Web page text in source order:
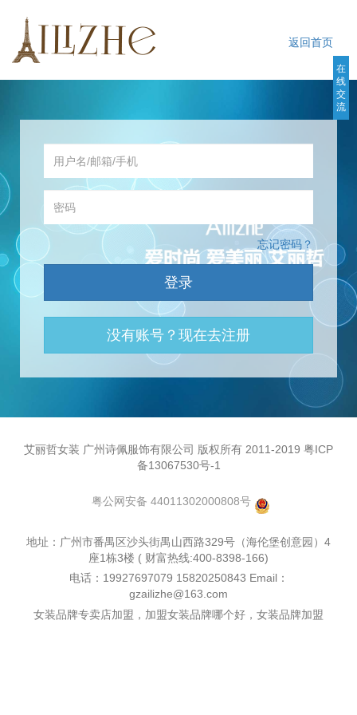
会员登录
返回首页
忘记密码？
登录
没有账号？现在去注册
艾丽哲女装 广州诗佩服饰有限公司 版权所有 2011-2019 粤ICP
备13067530号-1
粤公网安备 44011302000808号
地址：广州市番禺区沙头街禺山西路329号（海伦堡创意园）4
座1栋3楼 ( 财富热线:400-8398-166)
电话：19927697079 15820250843 Email：
gzailizhe@163.com
女装品牌专卖店加盟，加盟女装品牌哪个好，女装品牌加盟
在
线
交
流